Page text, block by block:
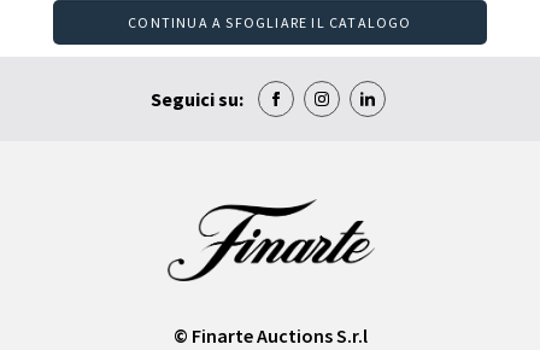
CONTINUA A SFOGLIARE IL CATALOGO
Seguici su:
© Finarte Auctions S.r.l